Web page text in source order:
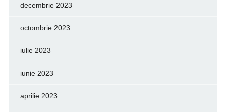
decembrie 2023
octombrie 2023
iulie 2023
iunie 2023
aprilie 2023